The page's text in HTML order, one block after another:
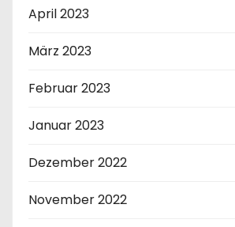
April 2023
März 2023
Februar 2023
Januar 2023
Dezember 2022
November 2022